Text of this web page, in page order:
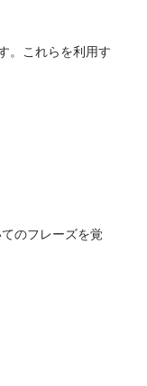
これらを利用す
のフレーズを覚